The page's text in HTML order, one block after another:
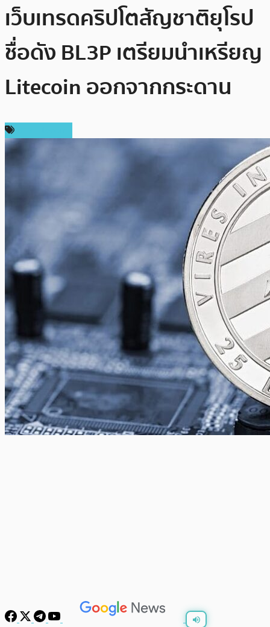
เว็บเทรดคริปโตสัญชาติยุโรป
ชื่อดัง BL3P เตรียมนำเหรียญ
Litecoin ออกจากกระดาน